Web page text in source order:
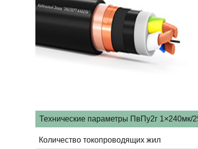
Технические параметры ПвПу2г 1×240мк/
Количество токопроводящих жил